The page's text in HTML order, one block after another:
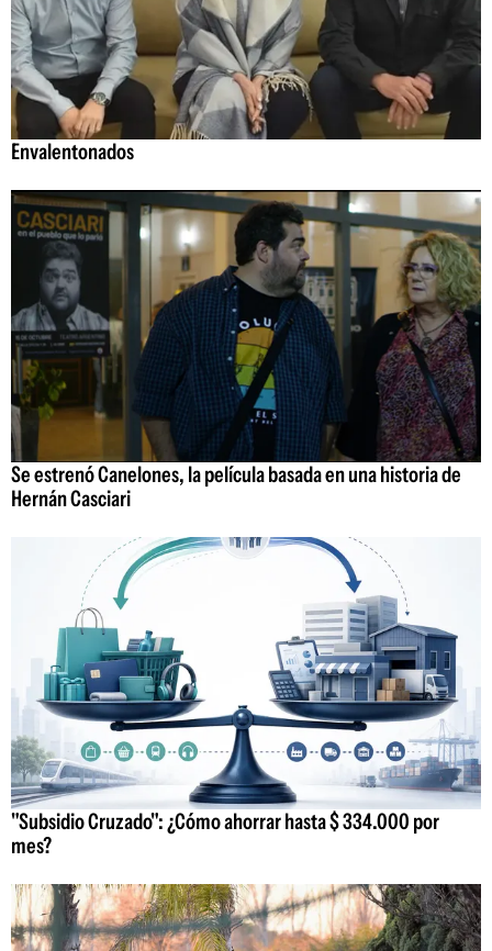
Envalentonados
Se estrenó Canelones, la película basada en una historia de
Hernán Casciari
"Subsidio Cruzado": ¿Cómo ahorrar hasta $ 334.000 por
mes?